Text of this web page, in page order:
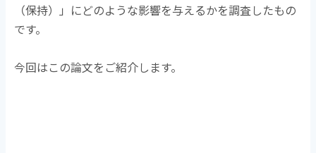
（保持）」 にどのような影響を与えるかを調査したもの
です。
今回はこの論文をご紹介します。